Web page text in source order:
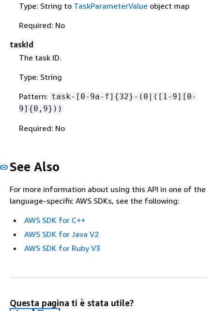
Type: String to TaskParameterValue object map
Required: No
taskId
The task ID.
Type: String
Pattern: task-[0-9a-f] {32}-(0|([1-9][0-
9] {0,9}))
Required: No
See Also
For more information about using this API in one of the
language-specific AWS SDKs, see the following:
AWS SDK for C++
AWS SDK for Java V2
AWS SDK for Ruby V3
Questa pagina ti è stata utile?